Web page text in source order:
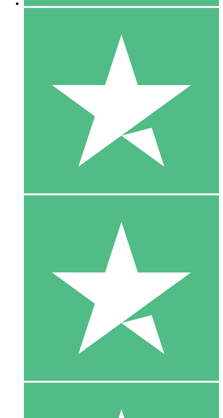
10 Descargas
20 00